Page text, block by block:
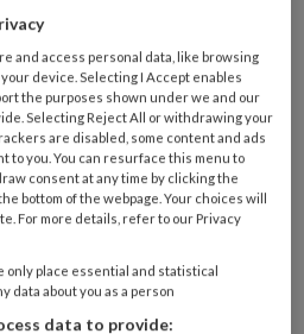
gratis per maand
abonnement?Log dan in
and access personal data, like browsing
device. Selecting I Accept enables
the purposes shown under we and our
Selecting Reject All or withdrawing your
are disabled, some content and ads
to you. You can resurface this menu to
consent at any time by clicking the
bottom of the webpage. Your choices will
For more details, refer to our Privacy
only place essential and statistical
data about you as a person
data to provide: